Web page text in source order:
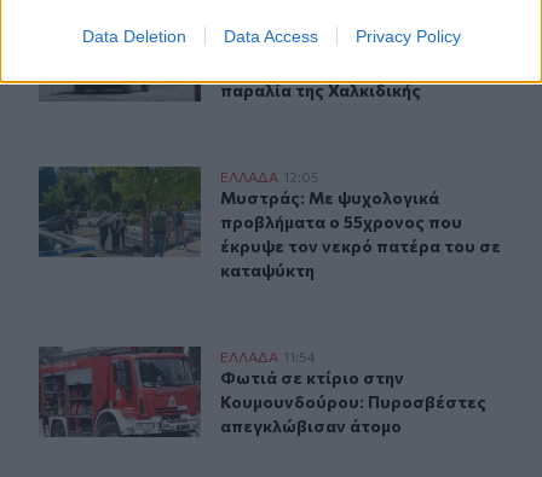
Data Deletion Data Access Privacy Policy
8χρονος τραυματίστηκε στο κεφάλι μετά από βουτιά
8χρονος τραυματίστηκε στο
8χρονος τραυματίστηκε στο
παραλία της Χαλκιδικής
Μυστράς: Με ψυχολογικά προβλήματα ο 55χρονος
ΕΛΛAΔΑ 12:05
Μυστράς: Με ψυχολογικά
Μυστράς: Με ψυχολογικά
προβλήματα ο 55χρονος που
έκρυψε τον νεκρό πατέρα του σε
καταψύκτη
Φωτιά σε κτίριο στην Κουμουνδούρου: Πυροσβέστες
ΕΛΛAΔΑ 11:54
Φωτιά σε κτίριο στην
Φωτιά σε κτίριο στην
Κουμουνδούρου: Πυροσβέστες
απεγκλώβισαν άτομο